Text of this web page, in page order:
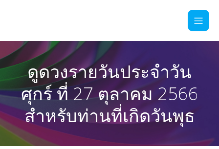
ดูดวงรายวันประจำวัน
ศุกร์ ที่ 27 ตุลาคม 2566
สำหรับท่านที่เกิดวันพุธ